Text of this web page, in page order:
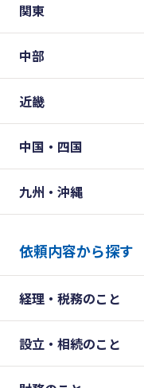
関東
中部
近畿
中国・四国
九州・沖縄
依頼内容から探す
経理・税務のこと
設立・相続のこと